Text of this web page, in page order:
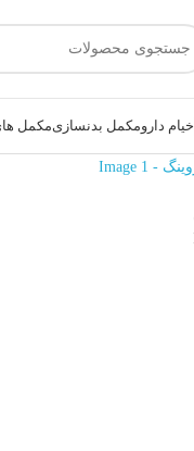
خیام دارومکمل بدنسازیمکمل